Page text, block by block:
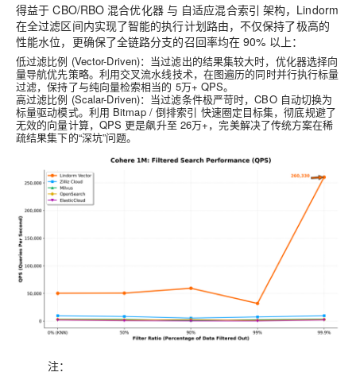
得益于CBO/RBO 混合优化器与 自适应混合索引 架构，Lindorm
在全过滤区间内实现了智能的执行计划路由，不仅保持了极高的
性能水位，更确保了全链路分支的召回率均在 90% 以上：
低过滤比例 (Vector-Driven)：当过滤出的结果集较大时，优化器选择向
量导航优先策略。利用交叉流水线技术，在图遍历的同时并行执行标量
过滤，保持了与纯向量检索相当的 5万+ QPS。
高过滤比例 (Scalar-Driven)：当过滤条件极严苛时，CBO 自动切换为
标量驱动模式。利用 Bitmap / 倒排索引 快速圈定目标集，彻底规避了
无效的向量计算， QPS 更是飙升至 26万+，完美解决了传统方案在稀
疏结果集下的“深坑”问题。
注：